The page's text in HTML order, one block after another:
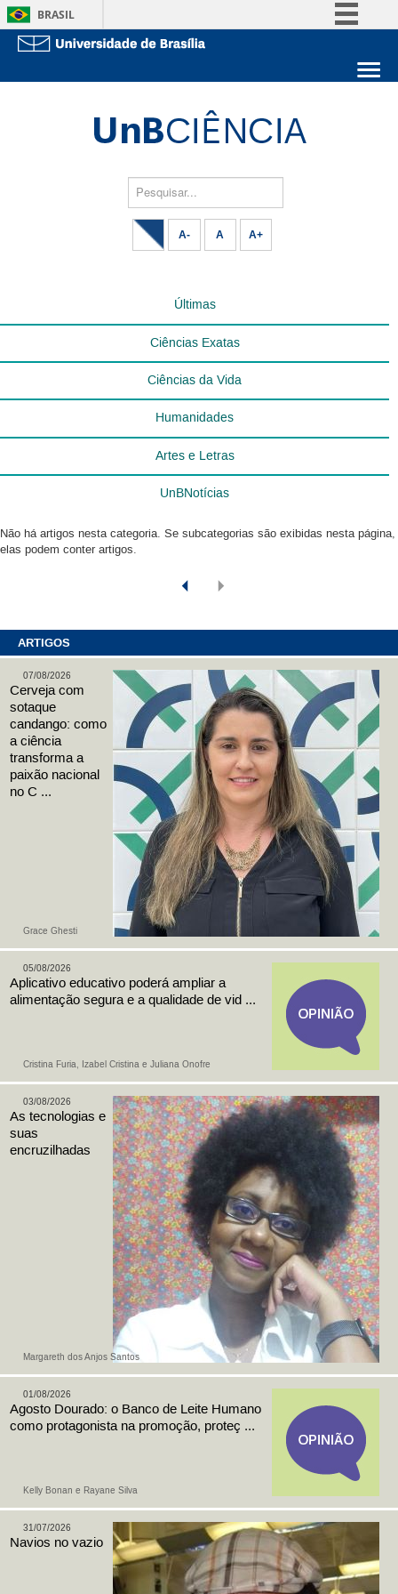
BRASIL
Acesso à informaçãoEstude na UnB
Pesquisar...
A- A A+
Últimas
Ciências Exatas
Ciências da Vida
Humanidades
Artes e Letras
UnBNotícias
Não há artigos nesta categoria. Se subcategorias são exibidas nesta página,
elas podem conter artigos.
ARTIGOS
Grace Ghesti
07/08/2026
Cerveja com
sotaque
candango: como
a ciência
transforma a
paixão nacional
no C ...
Cristina Furia, Izabel Cristina e Juliana Onofre
05/08/2026
Aplicativo educativo poderá ampliar a
alimentação segura e a qualidade de vid ...
Margareth dos Anjos Santos
03/08/2026
As tecnologias e
suas
encruzilhadas
Kelly Bonan e Rayane Silva
01/08/2026
Agosto Dourado: o Banco de Leite Humano
como protagonista na promoção, proteç ...
31/07/2026
Navios no vazio